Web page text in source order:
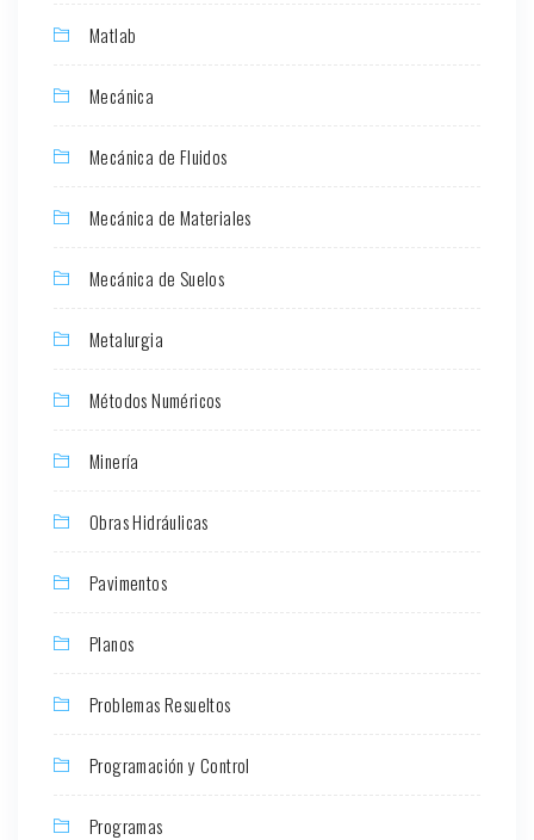
Matlab
Mecánica
Mecánica de Fluidos
Mecánica de Materiales
Mecánica de Suelos
Metalurgia
Métodos Numéricos
Minería
Obras Hidráulicas
Pavimentos
Planos
Problemas Resueltos
Programación y Control
Programas